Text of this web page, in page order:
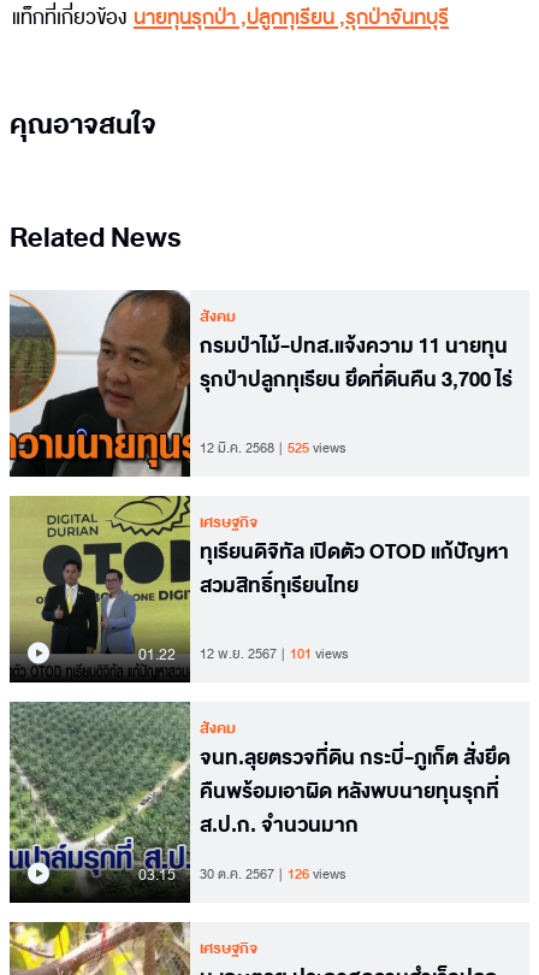
แท็กที่เกี่ยวข้อง นายทุนรุกป่า,ปลูกทุเรียน,รุกป่าจันทบุรี
คุณอาจสนใจ
Related News
สังคม
กรมป่าไม้-ปทส.แจ้งความ 11 นายทุน
รุกป่าปลูกทุเรียน ยึดที่ดินคืน 3,700 ไร่
12 มี.ค. 2568 525views
01.22
เศรษฐกิจ
ทุเรียนดิจิทัล เปิดตัว OTOD แก้ปัญหา
สวมสิทธิ์ทุเรียนไทย
12 พ.ย. 2567 101 views
03.15
สังคม
จนท.ลุยตรวจที่ดิน กระบี่-ภูเก็ต สั่งยึด
คืนพร้อมเอาผิด หลังพบนายทุนรุกที่
ส.ป.ก. จำนวนมาก
30 ต.ค. 2567 126views
เศรษฐกิจ